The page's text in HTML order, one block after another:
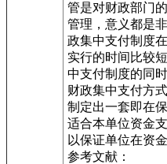
管是对财政部门
管理，意义都是
政集中支付制度
实行的时间比较
中支付制度的同
财政集中支付方
制定出一套即在
适合本单位资金
以保证单位在资
参考文献：